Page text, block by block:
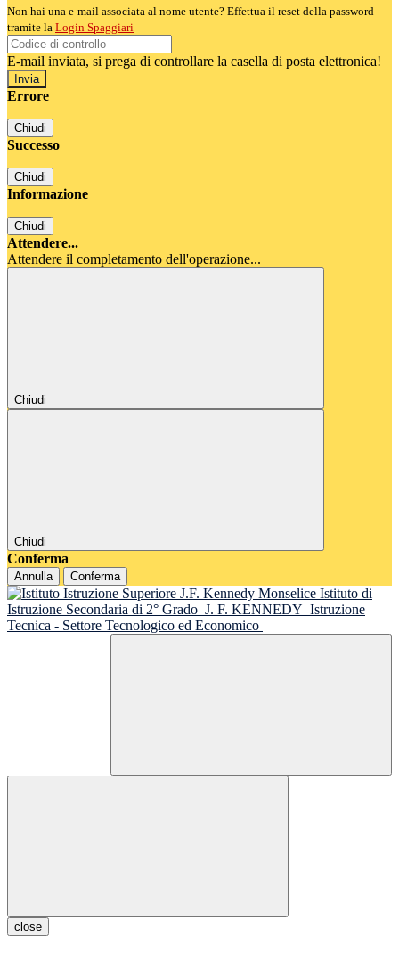
Non hai una e-mail associata al nome utente? Effettua il reset della password
tramite la Login Spaggiari
E-mail inviata, si prega di controllare la casella di posta elettronica!
Errore
Chiudi
Successo
Chiudi
Informazione
Chiudi
Attendere...
Attendere il completamento dell'operazione...
Chiudi
Chiudi
Conferma
Annulla Conferma
Istituto di
Istruzione Secondaria di 2° Grado J. F. KENNEDY Istruzione
Tecnica - Settore Tecnologico ed Economico
close